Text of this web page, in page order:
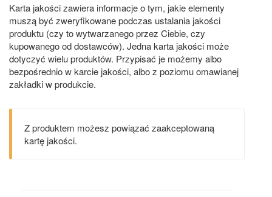
Karta jakości zawiera informacje o tym, jakie elementy
muszą być zweryfikowane podczas ustalania jakości
produktu (czy to wytwarzanego przez Ciebie, czy
kupowanego od dostawców). Jedna karta jakości może
dotyczyć wielu produktów. Przypisać je możemy albo
bezpośrednio w karcie jakości, albo z poziomu omawianej
zakładki w produkcie.
Z produktem możesz powiązać zaakceptowaną
kartę jakości.